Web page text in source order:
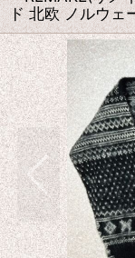
ド 北欧 ノルウェ